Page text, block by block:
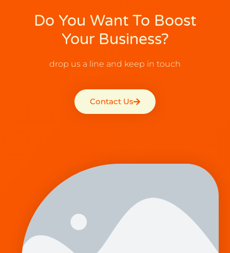
Do You Want To Boost
Your Business?
drop us a line and keep in touch
Contact Us